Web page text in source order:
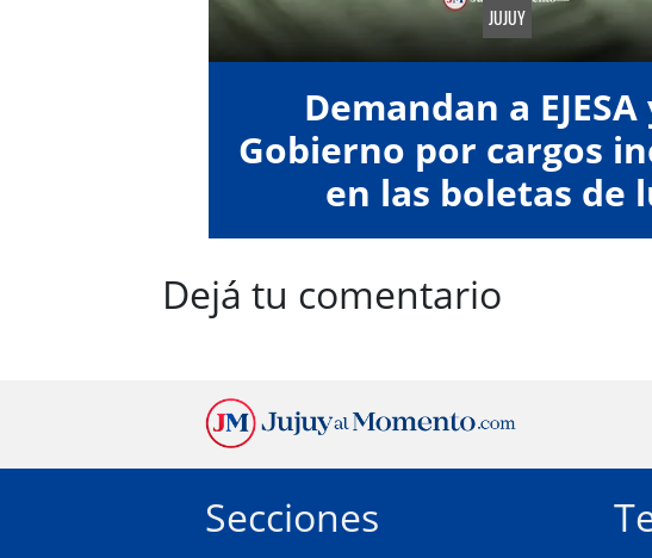
JUJUY
Demandan a EJESA
Gobierno por cargos
en las boletas de
Dejá tu comentario
Secciones